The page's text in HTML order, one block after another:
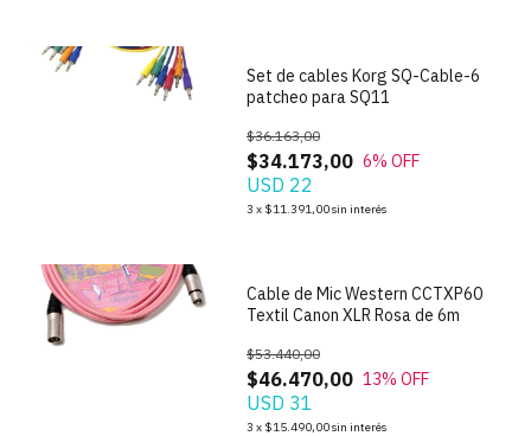
Set de cables Korg SQ-Cable-6
patcheo para SQ11
$34.173,00
$36.163,00
6% OFF
USD 22
3 x $11.391,00sin interés
Cable de Mic Western CCTXP60
Textil Canon XLR Rosa de 6m
$46.470,00
$53.440,00
13% OFF
USD 31
3 x $15.490,00sin interés